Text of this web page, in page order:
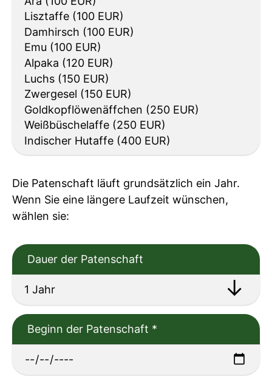
Die Patenschaft läuft grundsätzlich ein Jahr.
Wenn Sie eine längere Laufzeit wünschen,
wählen sie:
Dauer der Patenschaft
Beginn der Patenschaft *